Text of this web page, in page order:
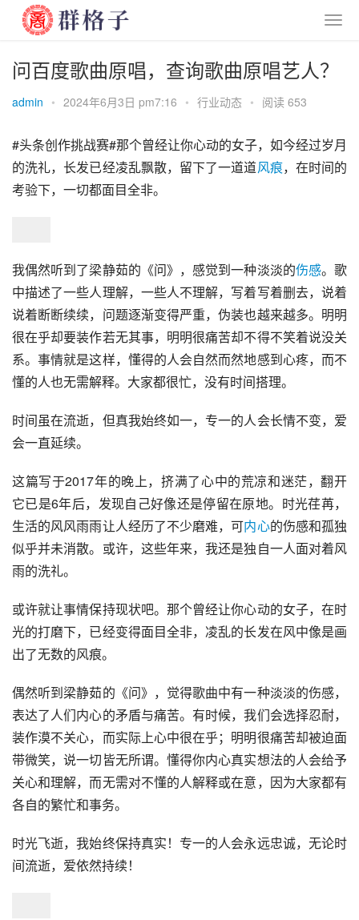
问百度歌曲原唱，查询歌曲原唱艺人？
admin • 2024年6月3日 pm7:16 • 行业动态 • 阅读 653
#头条创作挑战赛#那个曾经让你心动的女子，如今经过岁月
的洗礼，长发已经凌乱飘散，留下了一道道风痕，在时间的
考验下，一切都面目全非。
我偶然听到了梁静茹的《问》，感觉到一种淡淡的伤感。歌
中描述了一些人理解，一些人不理解，写着写着删去，说着
说着断断续续，问题逐渐变得严重，伪装也越来越多。明明
很在乎却要装作若无其事，明明很痛苦却不得不笑着说没关
系。事情就是这样，懂得的人会自然而然地感到心疼，而不
懂的人也无需解释。大家都很忙，没有时间搭理。
时间虽在流逝，但真我始终如一，专一的人会长情不变，爱
会一直延续。
这篇写于2017年的晚上，挤满了心中的荒凉和迷茫，翻开
它已是6年后，发现自己好像还是停留在原地。时光荏苒，
生活的风风雨雨让人经历了不少磨难，可内心的伤感和孤独
似乎并未消散。或许，这些年来，我还是独自一人面对着风
雨的洗礼。
或许就让事情保持现状吧。那个曾经让你心动的女子，在时
光的打磨下，已经变得面目全非，凌乱的长发在风中像是画
出了无数的风痕。
偶然听到梁静茹的《问》，觉得歌曲中有一种淡淡的伤感，
表达了人们内心的矛盾与痛苦。有时候，我们会选择忍耐，
装作漠不关心，而实际上心中很在乎；明明很痛苦却被迫面
带微笑，说一切皆无所谓。懂得你内心真实想法的人会给予
关心和理解，而无需对不懂的人解释或在意，因为大家都有
各自的繁忙和事务。
时光飞逝，我始终保持真实！专一的人会永远忠诚，无论时
间流逝，爱依然持续！